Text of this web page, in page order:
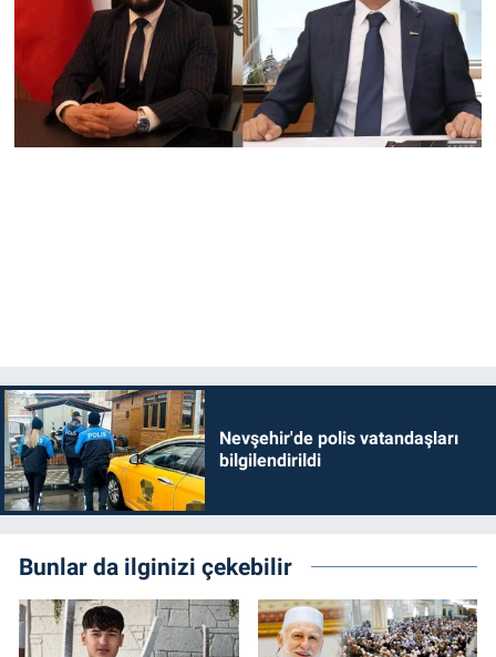
Nevşehir'de polis vatandaşları
bilgilendirildi
Bunlar da ilginizi çekebilir